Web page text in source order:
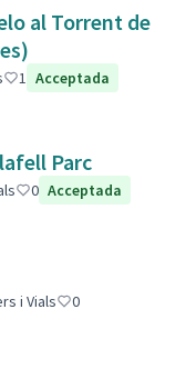
al Torrent de
1 Acceptada
Parc
0 Acceptada
i Vials
0